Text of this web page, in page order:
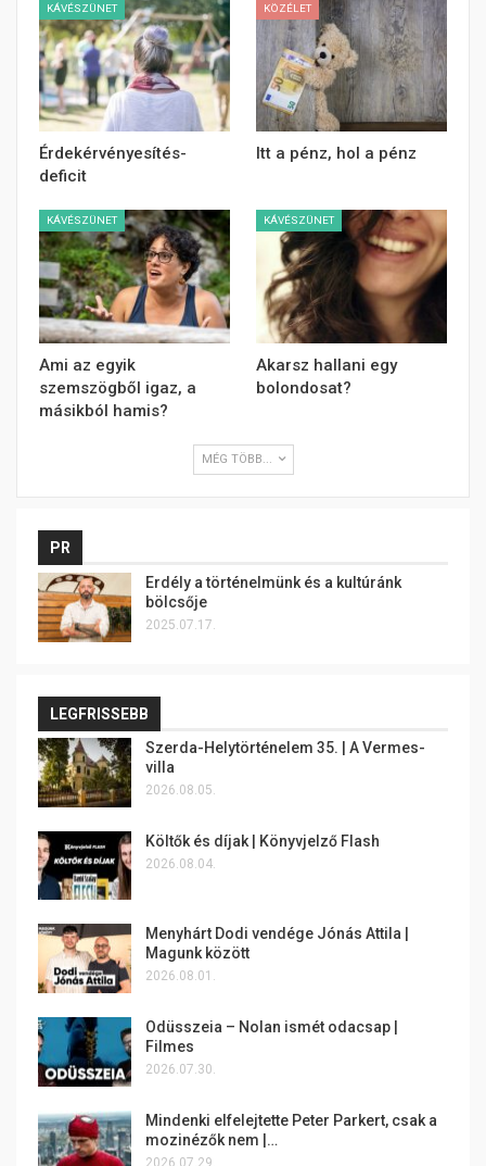
KÁVÉSZÜNET
Érdekérvényesítés-
deficit
KÖZÉLET
Itt a pénz, hol a pénz
KÁVÉSZÜNET
Ami az egyik
szemszögből igaz, a
másikból hamis?
KÁVÉSZÜNET
Akarsz hallani egy
bolondosat?
MÉG TÖBB...
PR
Erdély a történelmünk és a kultúránk
bölcsője
2025.07.17.
LEGFRISSEBB
Szerda-Helytörténelem 35. | A Vermes-
villa
2026.08.05.
Költők és díjak | Könyvjelző Flash
2026.08.04.
Menyhárt Dodi vendége Jónás Attila |
Magunk között
2026.08.01.
Odüsszeia – Nolan ismét odacsap |
Filmes
2026.07.30.
Mindenki elfelejtette Peter Parkert, csak a
mozinézők nem |…
2026.07.29.